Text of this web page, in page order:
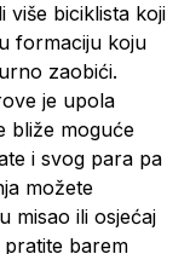
više biciklista koji
formaciju koju
zaobići.
je upola
bliže moguće
i svog para pa
možete
misao ili osjećaj
barem